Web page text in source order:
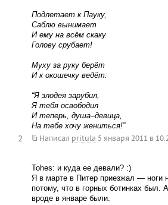
Подлетает к Пауку,
Саблю вынимает
И ему на всём скаку
Голову срубает!
Муху за руку берёт
И к окошечку ведёт:
“Я злодея зарубил,
Я тебя освободил
И теперь, душа–девица,
На тебе хочу жениться!”
Написал pritula 5 января 2011 в
2
Tohes: и куда ее девали? :)
Я в марте в Питер приезжал — ноги
потому, что в горных ботинках был.
вроде в январе были.